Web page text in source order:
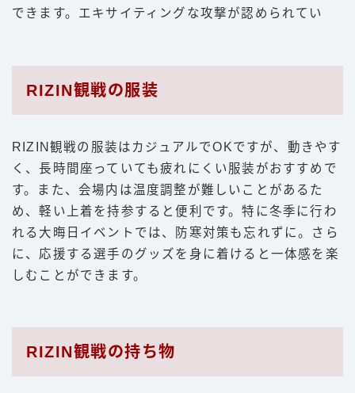
できます。エキサイティングな攻撃が認められてい
RIZIN観戦の服装
RIZIN観戦の服装はカジュアルでOKですが、動きやす
く、長時間座っていても疲れにくい服装がおすすめで
す。また、会場内は温度調整が難しいことがあるた
め、軽い上着を持参すると便利です。特に冬季に行わ
れる大晦日イベントでは、防寒対策も忘れずに。さら
に、応援する選手のグッズを身に着けると一体感を楽
しむことができます。
RIZIN観戦の持ち物